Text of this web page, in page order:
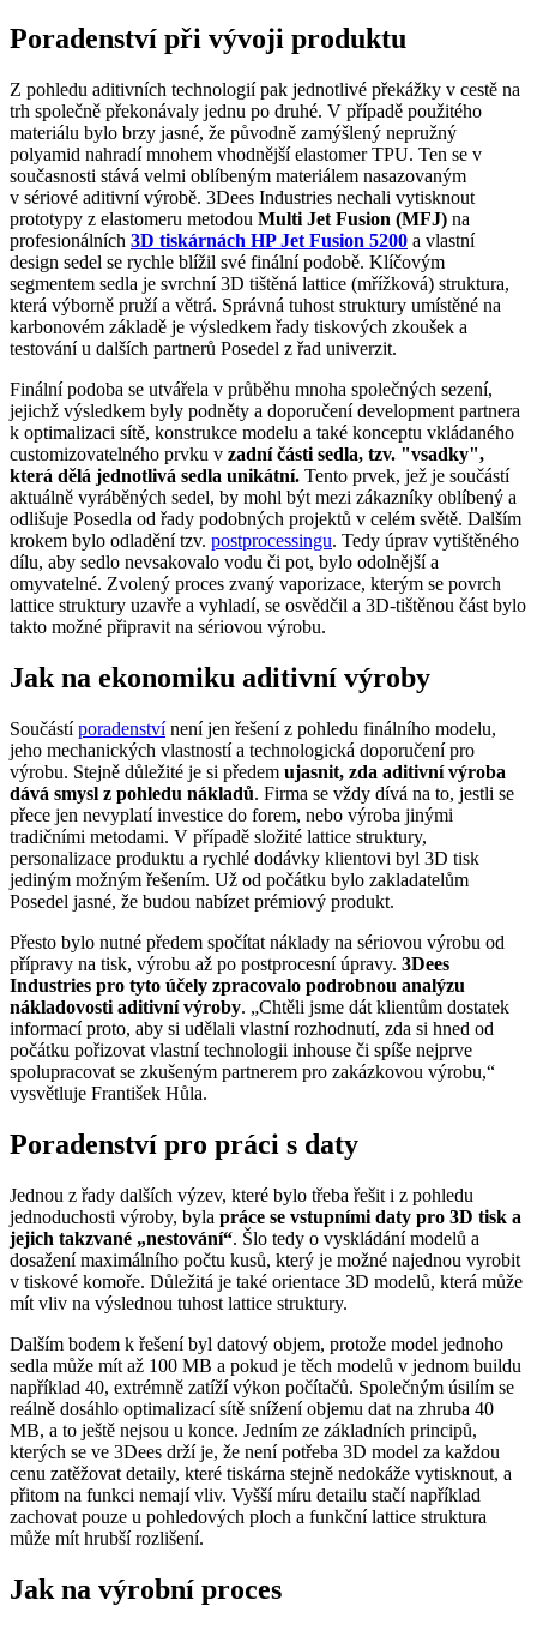
Poradenství při vývoji produktu
Z pohledu aditivních technologií pak jednotlivé překážky v cestě na
trh společně překonávaly jednu po druhé. V případě použitého
materiálu bylo brzy jasné, že původně zamýšlený nepružný
polyamid nahradí mnohem vhodnější elastomer TPU. Ten se v
současnosti stává velmi oblíbeným materiálem nasazovaným
v sériové aditivní výrobě. 3Dees Industries nechali vytisknout
prototypy z elastomeru metodou Multi Jet Fusion (MFJ) na
profesionálních 3D tiskárnách HP Jet Fusion 5200 a vlastní
design sedel se rychle blížil své finální podobě. Klíčovým
segmentem sedla je svrchní 3D tištěná lattice (mřížková) struktura,
která výborně pruží a větrá. Správná tuhost struktury umístěné na
karbonovém základě je výsledkem řady tiskových zkoušek a
testování u dalších partnerů Posedel z řad univerzit.
Finální podoba se utvářela v průběhu mnoha společných sezení,
jejichž výsledkem byly podněty a doporučení development partnera
k optimalizaci sítě, konstrukce modelu a také konceptu vkládaného
customizovatelného prvku v zadní části sedla, tzv. "vsadky",
která dělá jednotlivá sedla unikátní. Tento prvek, jež je součástí
aktuálně vyráběných sedel, by mohl být mezi zákazníky oblíbený a
odlišuje Posedla od řady podobných projektů v celém světě. Dalším
krokem bylo odladění tzv. postprocessingu. Tedy úprav vytištěného
dílu, aby sedlo nevsakovalo vodu či pot, bylo odolnější a
omyvatelné. Zvolený proces zvaný vaporizace, kterým se povrch
lattice struktury uzavře a vyhladí, se osvědčil a 3D-tištěnou část bylo
takto možné připravit na sériovou výrobu.
Jak na ekonomiku aditivní výroby
Součástíporadenstvínení jen řešení z pohledu finálního modelu,
jeho mechanických vlastností a technologická doporučení pro
výrobu. Stejně důležité je si předem ujasnit, zda aditivní výroba
dává smysl z pohledu nákladů. Firma se vždy dívá na to, jestli se
přece jen nevyplatí investice do forem, nebo výroba jinými
tradičními metodami. V případě složité lattice struktury,
personalizace produktu a rychlé dodávky klientovi byl 3D tisk
jediným možným řešením. Už od počátku bylo zakladatelům
Posedel jasné, že budou nabízet prémiový produkt.
Přesto bylo nutné předem spočítat náklady na sériovou výrobu od
přípravy na tisk, výrobu až po postprocesní úpravy. 3Dees
Industries pro tyto účely zpracovalo podrobnou analýzu
nákladovosti aditivní výroby. „Chtěli jsme dát klientům dostatek
informací proto, aby si udělali vlastní rozhodnutí, zda si hned od
počátku pořizovat vlastní technologii inhouse či spíše nejprve
spolupracovat se zkušeným partnerem pro zakázkovou výrobu,“
vysvětluje František Hůla.
Poradenství pro práci s daty
Jednou z řady dalších výzev, které bylo třeba řešit i z pohledu
jednoduchosti výroby, byla práce se vstupními daty pro 3D tisk a
jejich takzvané „nestování“. Šlo tedy o vyskládání modelů a
dosažení maximálního počtu kusů, který je možné najednou vyrobit
v tiskové komoře. Důležitá je také orientace 3D modelů, která může
mít vliv na výslednou tuhost lattice struktury.
Dalším bodem k řešení byl datový objem, protože model jednoho
sedla může mít až 100 MB a pokud je těch modelů v jednom buildu
například 40, extrémně zatíží výkon počítačů. Společným úsilím se
reálně dosáhlo optimalizací sítě snížení objemu dat na zhruba 40
MB, a to ještě nejsou u konce. Jedním ze základních principů,
kterých se ve 3Dees drží je, že není potřeba 3D model za každou
cenu zatěžovat detaily, které tiskárna stejně nedokáže vytisknout, a
přitom na funkci nemají vliv. Vyšší míru detailu stačí například
zachovat pouze u pohledových ploch a funkční lattice struktura
může mít hrubší rozlišení.
Jak na výrobní proces